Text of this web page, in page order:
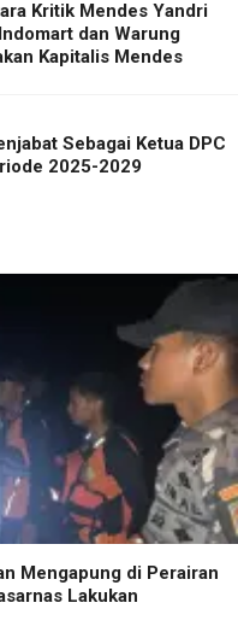
Kritik Mendes Yandri
dan Warung
Kapitalis Mendes
Sebagai Ketua DPC
2025-2029
Mengapung di Perairan
Lakukan